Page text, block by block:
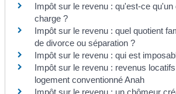
Impôt sur le revenu : qu'est-ce qu'un
charge ?
Impôt sur le revenu : quel quotient
de divorce ou séparation ?
Impôt sur le revenu : qui est
Impôt sur le revenu : revenus
logement conventionné Anah